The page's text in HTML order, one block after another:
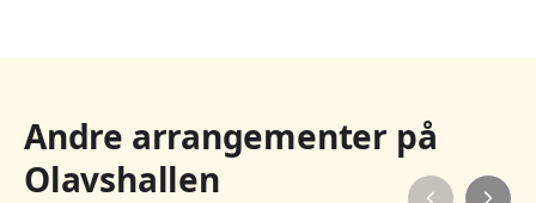
Andre arrangementer på
Olavshallen